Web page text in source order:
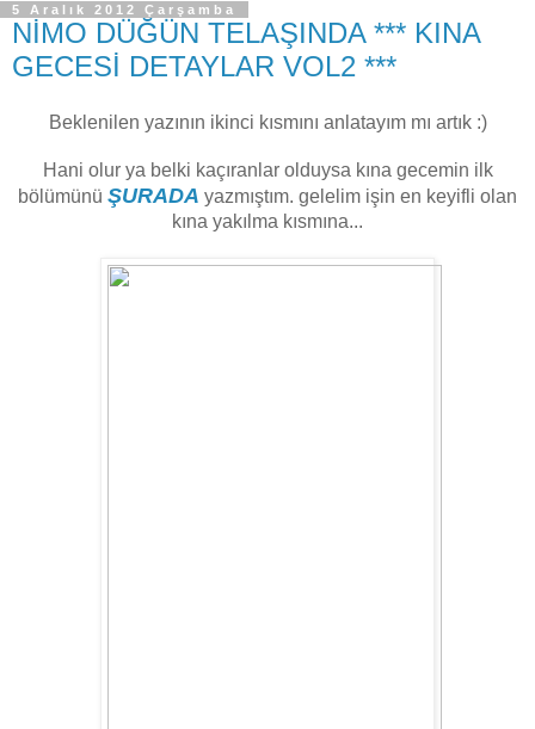
5 Aralık 2012 Çarşamba
NİMO DÜĞÜN TELAŞINDA *** KINA
GECESİ DETAYLAR VOL2 ***
Beklenilen yazının ikinci kısmını anlatayım mı artık :)
Hani olur ya belki kaçıranlar olduysa kına gecemin ilk
bölümünü ŞURADA yazmıştım. gelelim işin en keyifli olan
kına yakılma kısmına...